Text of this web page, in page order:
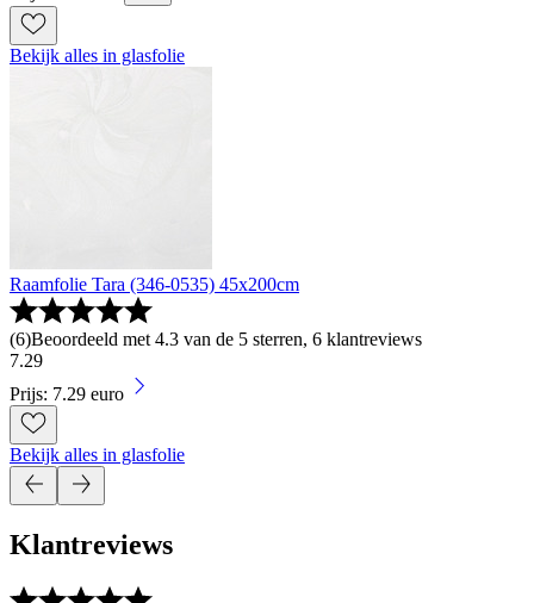
Bekijk alles in glasfolie
Raamfolie Tara (346-0535) 45x200cm
(6)Beoordeeld met 4.3 van de 5 sterren, 6 klantreviews
7.29
Prijs: 7.29 euro
Bekijk alles in glasfolie
Klantreviews